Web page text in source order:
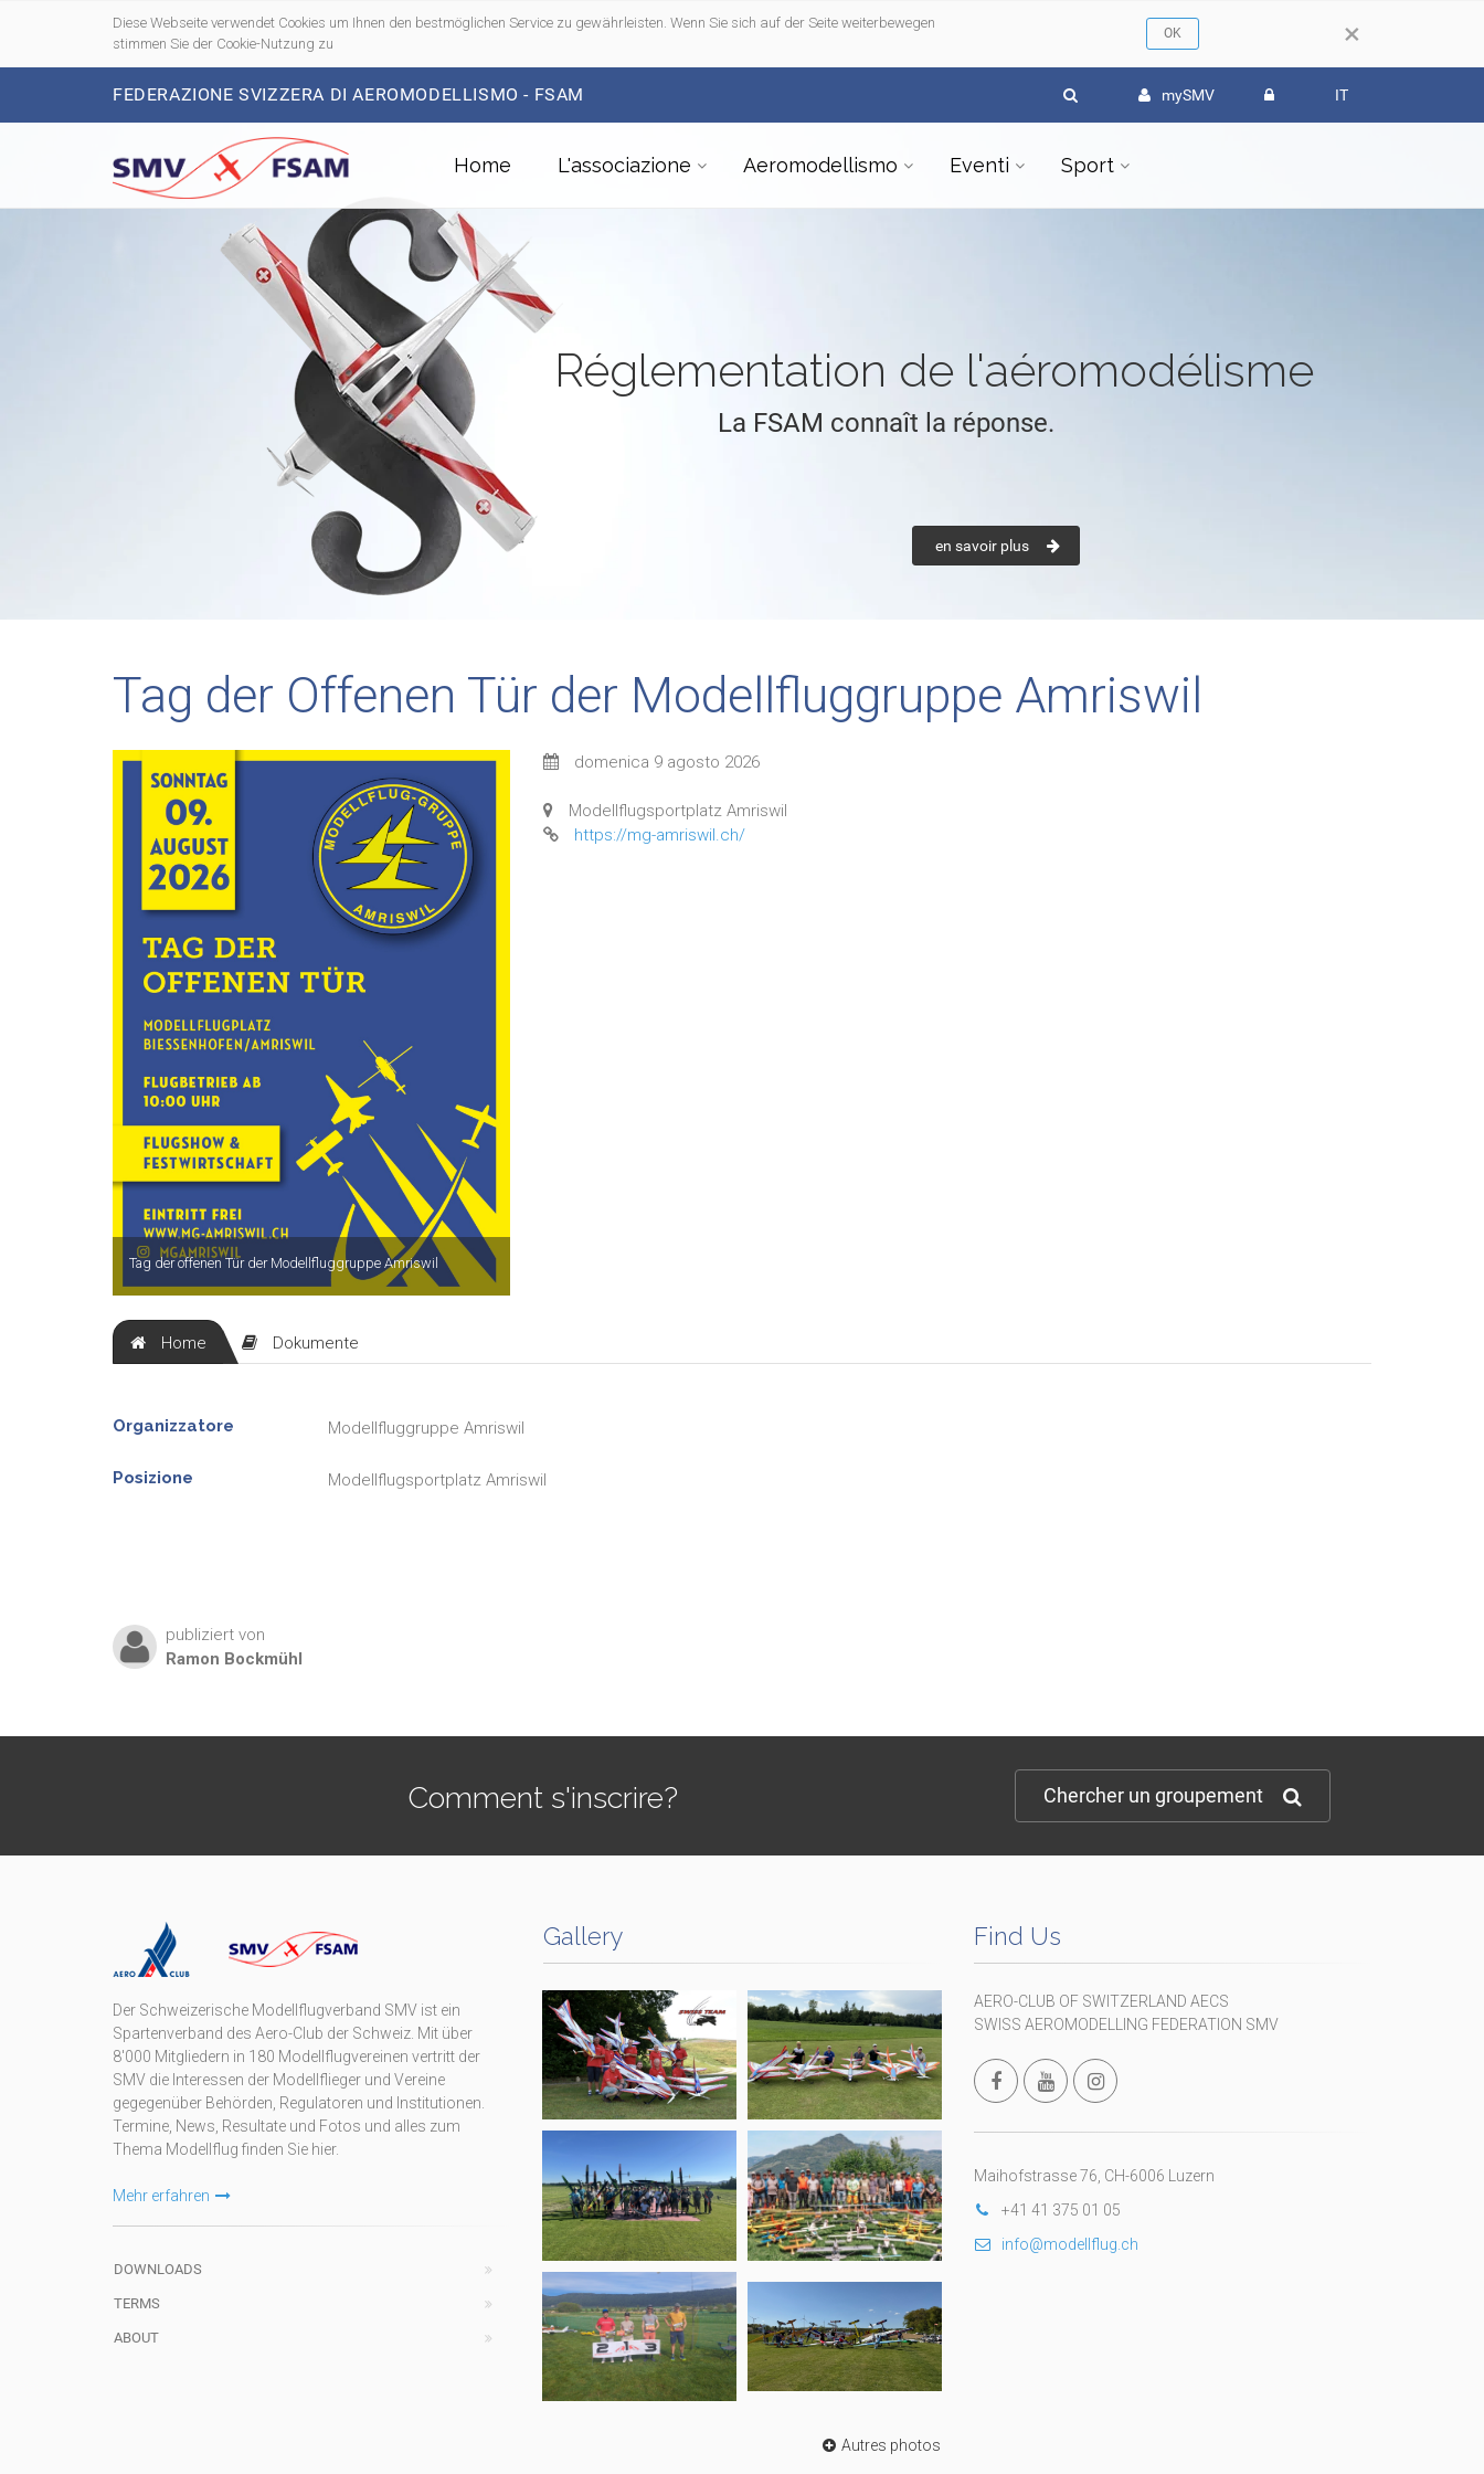
×
Diese Webseite verwendet Cookies um Ihnen den bestmöglichen Service zu gewährleisten. Wenn Sie sich auf der Seite weiterbewegen
stimmen Sie der Cookie-Nutzung zu
FEDERAZIONE SVIZZERA DI AEROMODELLISMO - FSAM mySMV IT
Home L'associazione Aeromodellismo Eventi Sport
Réglementation de l'aéromodélisme
La FSAM connaît la réponse.
en savoir plus
Tag der Offenen Tür der Modellfluggruppe Amriswil
Tag der offenen Tür der Modellfluggruppe Amriswil
domenica 9 agosto 2026
Modellflugsportplatz Amriswil
https://mg-amriswil.ch/
Home Dokumente
Organizzatore Modellfluggruppe Amriswil
Posizione Modellflugsportplatz Amriswil
publiziert von
Ramon Bockmühl
Comment s'inscrire? Chercher un groupement
Der Schweizerische Modellflugverband SMV ist ein
Spartenverband des Aero-Club der Schweiz. Mit über
8'000 Mitgliedern in 180 Modellflugvereinen vertritt der
SMV die Interessen der Modellflieger und Vereine
gegegenüber Behörden, Regulatoren und Institutionen.
Termine, News, Resultate und Fotos und alles zum
Thema Modellflug finden Sie hier.
Mehr erfahren
DOWNLOADS
TERMS
ABOUT
Gallery
Autres photos
Find Us
AERO-CLUB OF SWITZERLAND AECS
SWISS AEROMODELLING FEDERATION SMV
Maihofstrasse 76, CH-6006 Luzern
+41 41 375 01 05
info@modellflug.ch